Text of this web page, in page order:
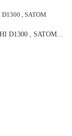
D1300 , SATOM...